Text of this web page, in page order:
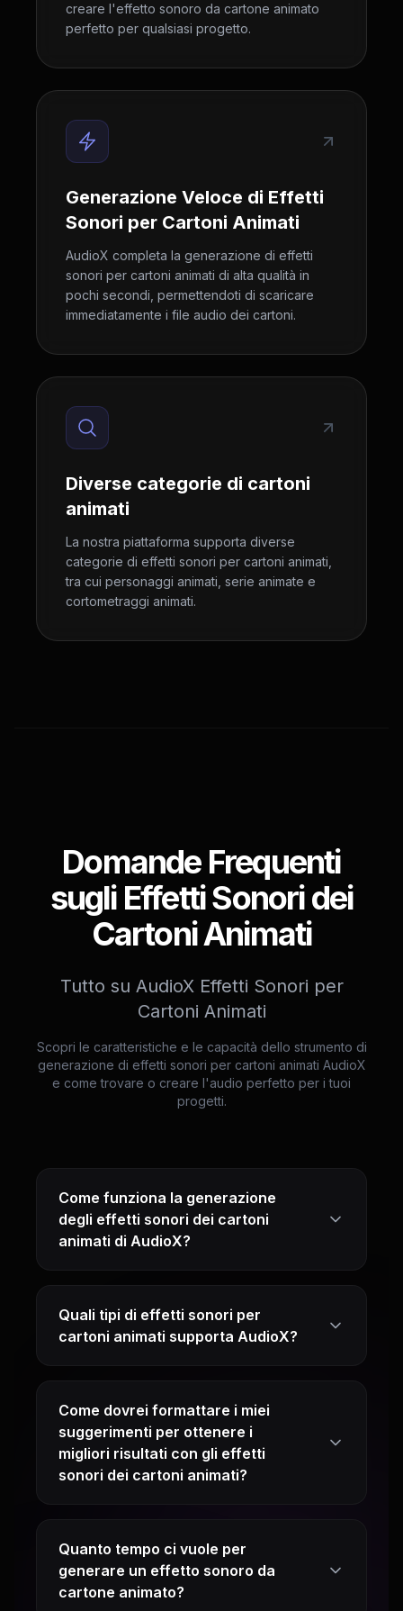
creare l'effetto sonoro da cartone animato
perfetto per qualsiasi progetto.
Generazione Veloce di Effetti
Sonori per Cartoni Animati
AudioX completa la generazione di effetti
sonori per cartoni animati di alta qualità in
pochi secondi, permettendoti di scaricare
immediatamente i file audio dei cartoni.
Diverse categorie di cartoni
animati
La nostra piattaforma supporta diverse
categorie di effetti sonori per cartoni animati,
tra cui personaggi animati, serie animate e
cortometraggi animati.
Domande Frequenti
sugli Effetti Sonori dei
Cartoni Animati
Tutto su AudioX Effetti Sonori per
Cartoni Animati
Scopri le caratteristiche e le capacità dello strumento di
generazione di effetti sonori per cartoni animati AudioX
e come trovare o creare l'audio perfetto per i tuoi
progetti.
Come funziona la generazione
degli effetti sonori dei cartoni
animati di AudioX?
Quali tipi di effetti sonori per
cartoni animati supporta AudioX?
Come dovrei formattare i miei
suggerimenti per ottenere i
migliori risultati con gli effetti
sonori dei cartoni animati?
Quanto tempo ci vuole per
generare un effetto sonoro da
cartone animato?